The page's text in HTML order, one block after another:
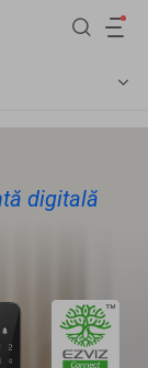
digitală